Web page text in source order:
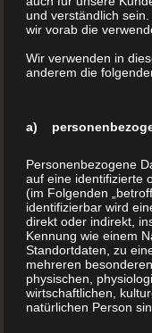
Hardeggasse 69, Top
Österreich
Internet:
Home
Aktion
Über uns
Buchdruck (Ihr
Hardcover Buch
und verständlich
wir vorab die
Wir verwenden in
anderem die
a)
Personenbezogene
auf eine identifizierte
(im Folgenden
identifizierbar wird
direkt oder indirekt,
Kennung wie einem
Standortdaten, zu
mehreren
physischen,
wirtschaftlichen,
natürlichen Person